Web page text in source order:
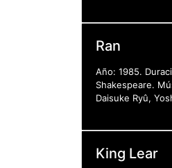
Ran
Año: 1985.
Shakespeare.
Daisuke Ryû,
King Lear